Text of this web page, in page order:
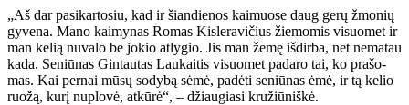
„Aš dar pa­si­kar­to­siu, kad ir šian­die­nos kai­muo­se daug ge­rų žmo­nių
gy­ve­na. Ma­no kai­my­nas Ro­mas Kis­le­ra­vi­čius žie­mo­mis vi­suo­met ir
man ke­lią nu­va­lo be jo­kio at­ly­gio. Jis man že­mę iš­dir­ba, net ne­ma­tau
ka­da. Se­niū­nas Gin­tau­tas Lau­kai­tis vi­suo­met pa­da­ro tai, ko pra­šo­
mas. Kai per­nai mū­sų so­dy­bą sė­mė, pa­dė­ti se­niū­nas ėmė, ir tą ke­lio
ruo­žą, ku­rį nu­plo­vė, at­kū­rė“, – džiau­gia­si kru­žiū­niš­kė.